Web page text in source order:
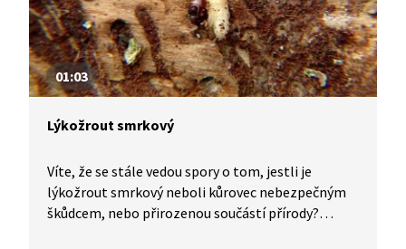
01:03
Lýkožrout smrkový
Víte, že se stále vedou spory o tom, jestli je
lýkožrout smrkový neboli kůrovec nebezpečným
škůdcem, nebo přirozenou součástí přírody?